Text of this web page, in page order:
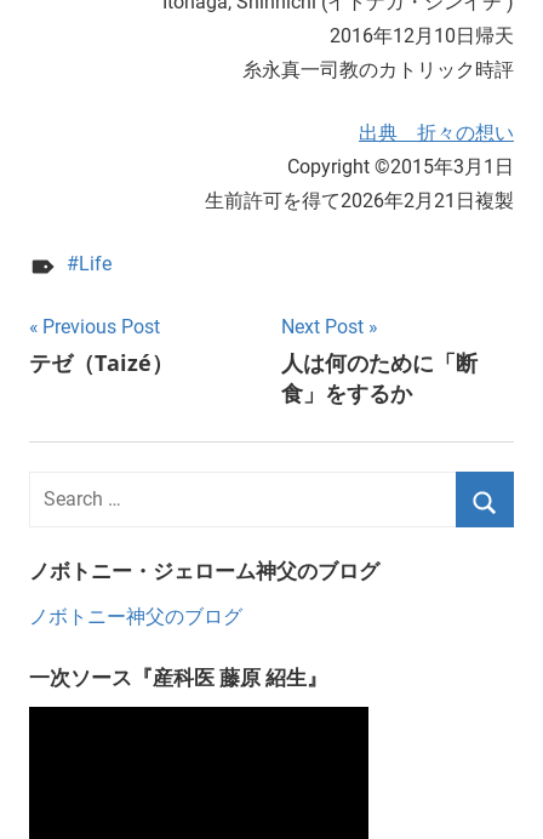
2016年12月10日帰天
糸永真一司教のカトリック時評
出典 折々の想い
Copyright ©2015年3月1日
生前許可を得て2026年2月21日複製
Life
Post
navigation
Previous Post
テゼ（Taizé）
Next Post
人は何のために「断
食」をするか
ノボトニー・ジェローム神父のブログ
ノボトニー神父のブログ
一次ソース『産科医 藤原 紹生』